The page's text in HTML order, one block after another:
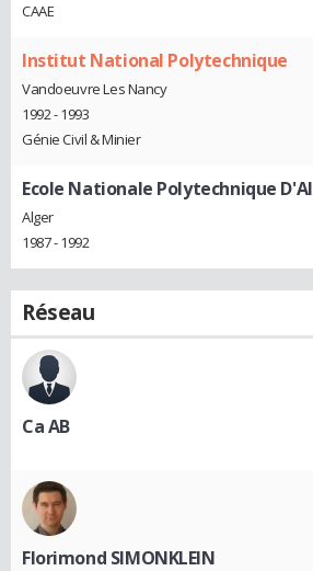
CAAE
Institut National Polytechnique
Vandoeuvre Les Nancy
1992 - 1993
Génie Civil & Minier
Ecole Nationale Polytechnique
Alger
1987 - 1992
Réseau
Ca AB
Florimond SIMONKLEIN